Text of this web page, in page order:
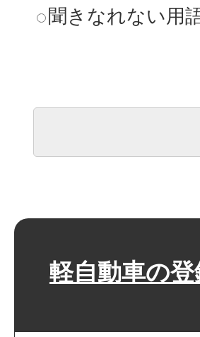
聞きなれない用
軽自動車の